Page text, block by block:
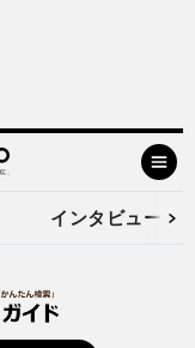
インタビュー